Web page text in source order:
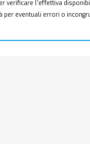
verificare l’effettiva
eventuali errori o